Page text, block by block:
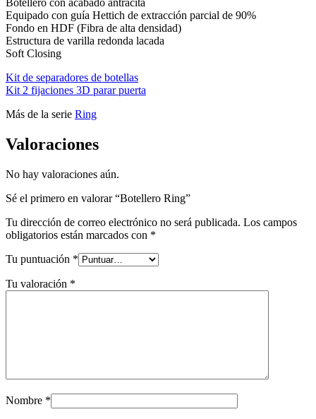
Equipado con guía Hettich de extracción parcial de 90%
Fondo en HDF (Fibra de alta densidad)
Estructura de varilla redonda lacada
Soft Closing
Kit de separadores de botellas
Kit 2 fijaciones 3D parar puerta
Más de la serie Ring
Valoraciones
No hay valoraciones aún.
Sé el primero en valorar “Botellero Ring”
Tu dirección de correo electrónico no será publicada. Los campos
obligatorios están marcados con *
Tu puntuación *
Tu valoración *
Nombre *